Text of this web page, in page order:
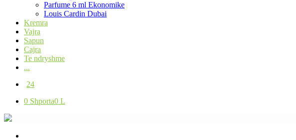
Parfume 6 ml Ekonomike
Louis Cardin Dubai
Kremra
Vajra
Sapun
Cajra
Te ndryshme
...
24
0 Shporta0 L